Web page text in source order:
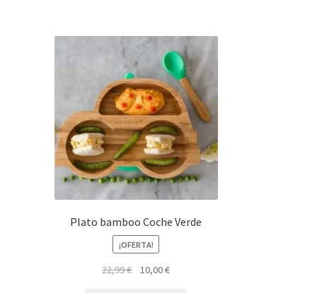
Plato bamboo Coche Verde
¡OFERTA!
22,99€ 10,00€El